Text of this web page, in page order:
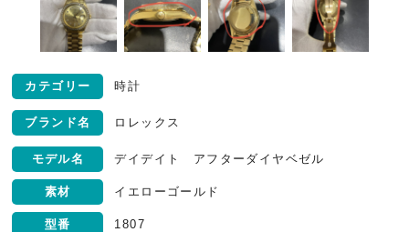
カテゴリー 時計
ブランド名 ロレックス
モデル名 デイデイト アフターダイヤベゼル
素材 イエローゴールド
型番 1807